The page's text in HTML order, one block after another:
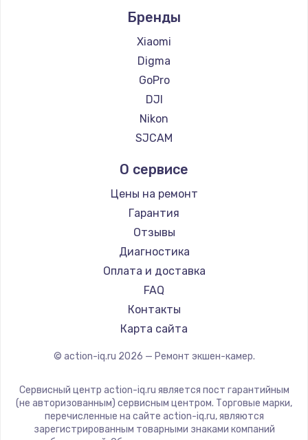
Бренды
Xiaomi
Digma
GoPro
DJI
Nikon
SJCAM
О сервисе
Цены на ремонт
Гарантия
Отзывы
Диагностика
Оплата и доставка
FAQ
Контакты
Карта сайта
© action-iq.ru 2026 — Ремонт экшен-камер.
Сервисный центр action-iq.ru является пост гарантийным
(не авторизованным) сервисным центром. Торговые марки,
перечисленные на сайте action-iq.ru, являются
зарегистрированным товарными знаками компаний